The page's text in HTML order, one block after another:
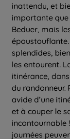
inattendu, et
importante que
Beduer, mais
splendides,
les entourent.
itinérance,
du randonneur.
avide d’une
et à couper le
incontournable
journées